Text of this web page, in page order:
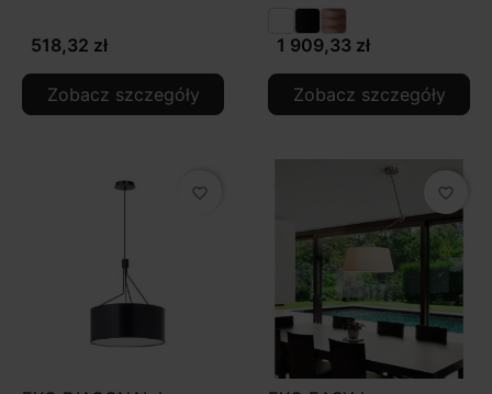
518,32 zł
Zobacz szczegóły
1 909,33 zł
Zobacz szczegóły
favorite_border favorite_border